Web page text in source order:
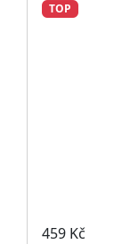
TOP
459 Kč